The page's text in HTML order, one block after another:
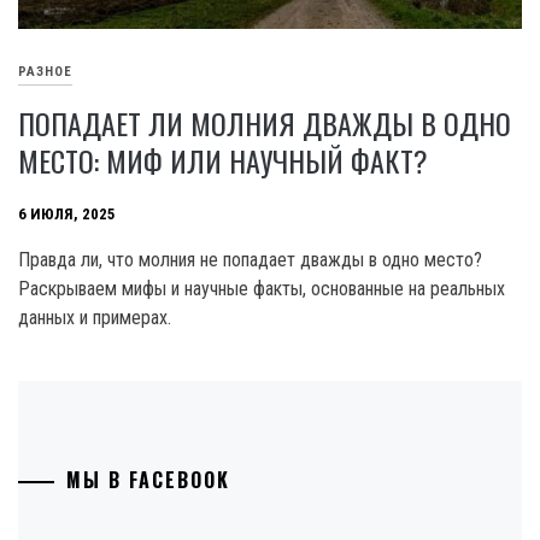
РАЗНОЕ
ПОПАДАЕТ ЛИ МОЛНИЯ ДВАЖДЫ В ОДНО
МЕСТО: МИФ ИЛИ НАУЧНЫЙ ФАКТ?
6 ИЮЛЯ, 2025
Правда ли, что молния не попадает дважды в одно место?
Раскрываем мифы и научные факты, основанные на реальных
данных и примерах.
МЫ В FACEBOOK